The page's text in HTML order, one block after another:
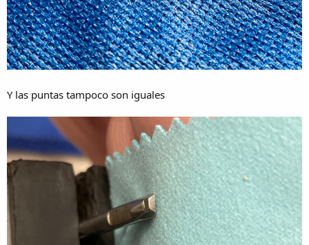
Y las puntas tampoco son iguales